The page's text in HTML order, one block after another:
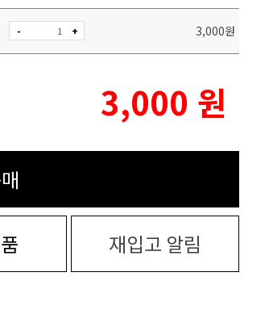
- + 3,000원
3,000 원
재입고 알림